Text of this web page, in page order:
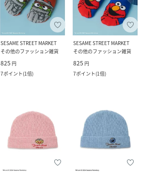
SESAME STREET MARKET
その他のファッション雑貨
825 円
7ポイント(1倍)
SESAME STREET MARKET
その他のファッション雑貨
825 円
7ポイント(1倍)